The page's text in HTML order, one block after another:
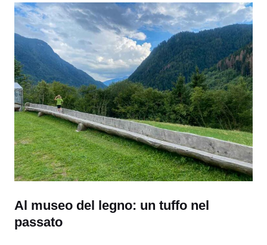
Al museo del legno: un tuffo nel
passato